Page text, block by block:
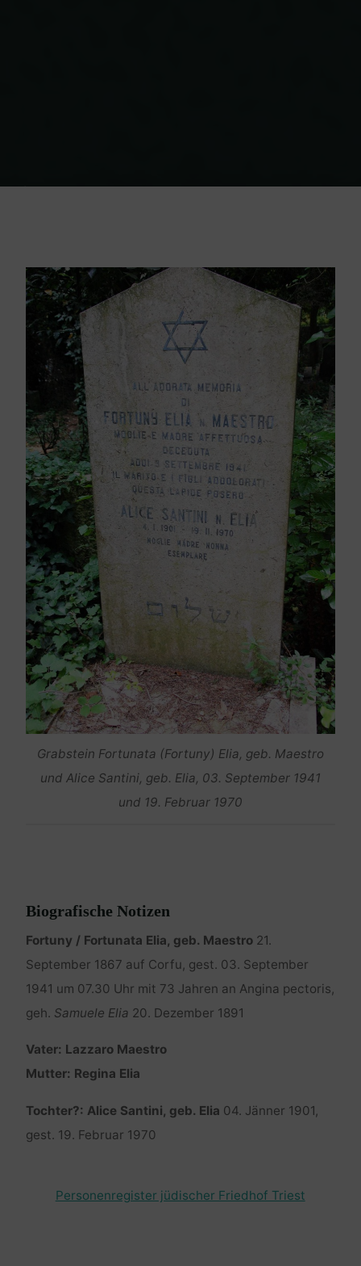
Home
Grabstein Fortunata (Fortuny) Elia, geb. Maestro
und Alice Santini, geb. Elia, 03. September 1941
und 19. Februar 1970
Biografische Notizen
Fortuny / Fortunata Elia, geb. Maestro21.
September 1867 auf Corfu, gest. 03. September
1941 um 07.30 Uhr mit 73 Jahren an Angina pectoris,
geh. Samuele Elia 20. Dezember 1891
Vater: Lazzaro Maestro
Mutter: Regina Elia
Tochter?: Alice Santini, geb. Elia 04. Jänner 1901,
gest. 19. Februar 1970
Personenregister jüdischer Friedhof Triest